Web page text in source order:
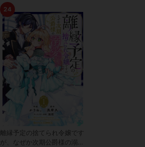
24
離縁予定の捨てられ令嬢です
が、なぜか次期公爵様の溺愛